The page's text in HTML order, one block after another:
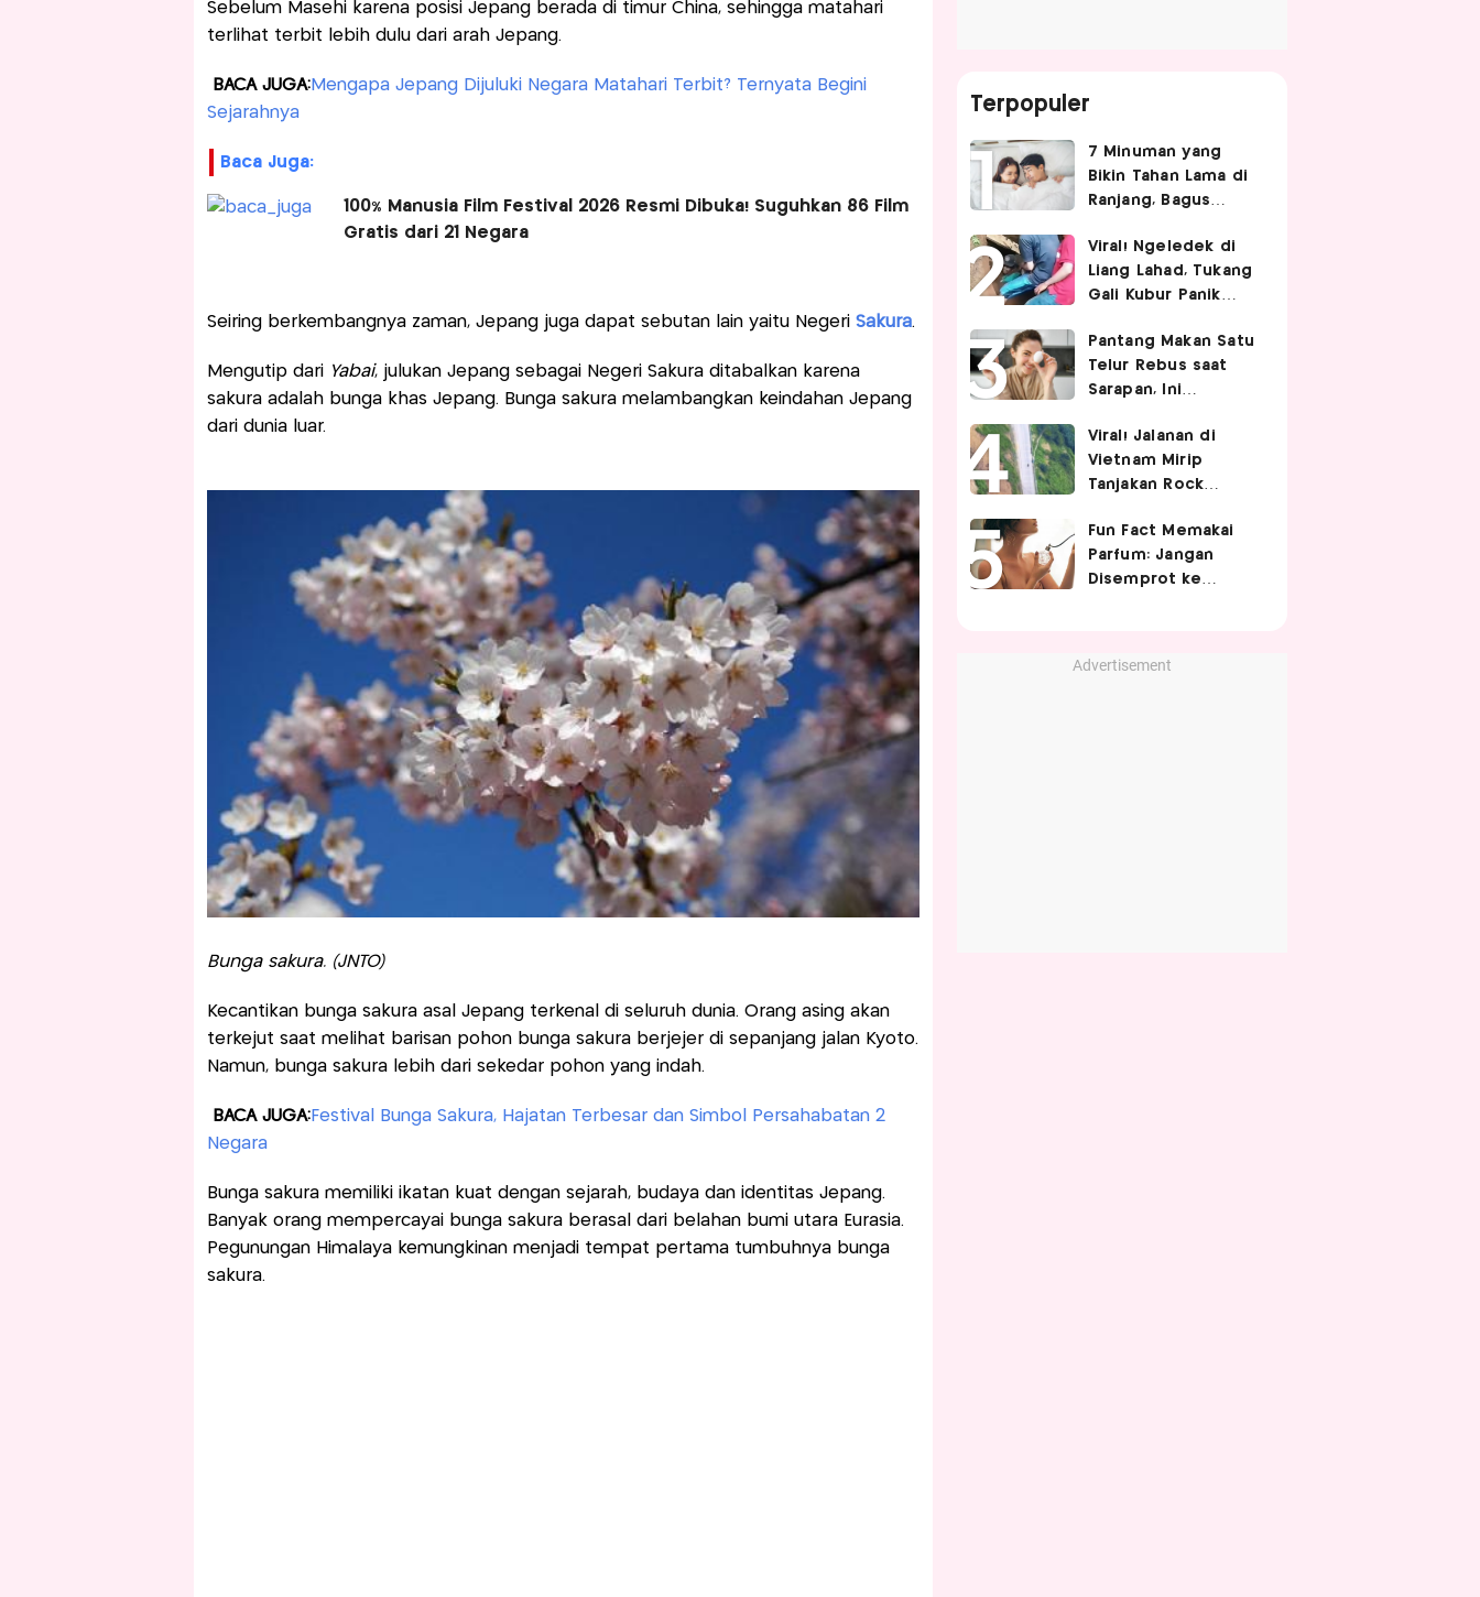
Sebelum Masehi karena posisi Jepang berada di timur China, sehingga matahari
terlihat terbit lebih dulu dari arah Jepang.
BACA JUGA:Mengapa Jepang Dijuluki Negara Matahari Terbit? Ternyata Begini
Sejarahnya
Baca Juga:
100% Manusia Film Festival 2026 Resmi Dibuka! Suguhkan 86 Film
Gratis dari 21 Negara
Seiring berkembangnya zaman, Jepang juga dapat sebutan lain yaitu Negeri Sakura.
Mengutip dari Yabai, julukan Jepang sebagai Negeri Sakura ditabalkan karena
sakura adalah bunga khas Jepang. Bunga sakura melambangkan keindahan Jepang
dari dunia luar.
Bunga sakura. (JNTO)
Kecantikan bunga sakura asal Jepang terkenal di seluruh dunia. Orang asing akan
terkejut saat melihat barisan pohon bunga sakura berjejer di sepanjang jalan Kyoto.
Namun, bunga sakura lebih dari sekedar pohon yang indah.
BACA JUGA:Festival Bunga Sakura, Hajatan Terbesar dan Simbol Persahabatan 2
Negara
Bunga sakura memiliki ikatan kuat dengan sejarah, budaya dan identitas Jepang.
Banyak orang mempercayai bunga sakura berasal dari belahan bumi utara Eurasia.
Pegunungan Himalaya kemungkinan menjadi tempat pertama tumbuhnya bunga
sakura.
Terpopuler
7 Minuman yang
Bikin Tahan Lama di
Ranjang, Bagus
Hubungan Intim
Viral! Ngeledek di
Liang Lahad, Tukang
Gali Kubur Panik
Pantang Makan Satu
Telur Rebus saat
Sarapan, Ini
Ahli Gizi!
Viral! Jalanan di
Vietnam Mirip
Tanjakan Rock
Berbelok Nyaris 90
Derajat!
Fun Fact Memakai
Parfum: Jangan
Disemprot ke
Advertisement